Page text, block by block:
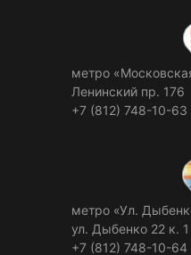
метро
Ленинский пр. 176
+7 (812) 748-10-63
метро «Ул.
ул. Дыбенко 22 к. 1
+7 (812) 748-10-64